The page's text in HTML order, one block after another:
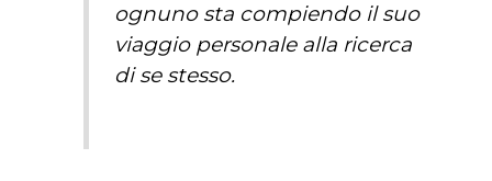
ognuno sta compiendo il suo
viaggio personale alla ricerca
di se stesso.